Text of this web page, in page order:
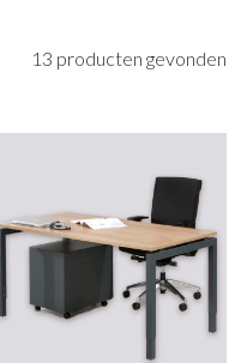
13 producten gevonden